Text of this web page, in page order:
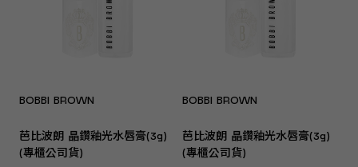
BOBBI BROWN
芭比波朗 晶鑽釉光水唇膏(3g)
(專櫃公司貨)
BOBBI BROWN
芭比波朗 晶鑽釉光水唇膏(3g)
(專櫃公司貨)